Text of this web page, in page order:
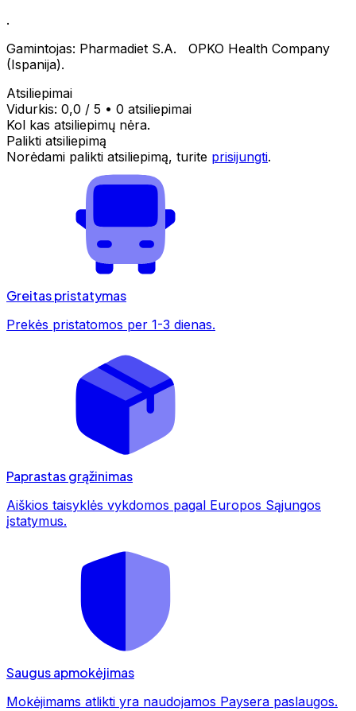
.
Gamintojas: Pharmadiet S.A. OPKO Health Company
(Ispanija).
Atsiliepimai
Vidurkis: 0,0 / 5 • 0 atsiliepimai
Kol kas atsiliepimų nėra.
Palikti atsiliepimą
Norėdami palikti atsiliepimą, turite prisijungti.
Greitas pristatymas
Prekės pristatomos per 1-3 dienas.
Paprastas grąžinimas
Aiškios taisyklės vykdomos pagal Europos Sąjungos
įstatymus.
Saugus apmokėjimas
Mokėjimams atlikti yra naudojamos Paysera paslaugos.